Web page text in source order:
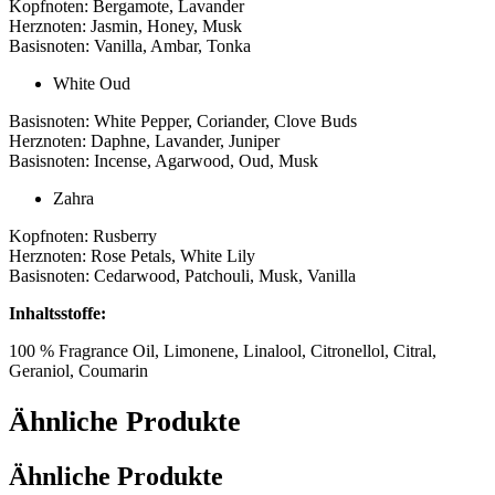
Kopfnoten: Bergamote, Lavander
Herznoten: Jasmin, Honey, Musk
Basisnoten: Vanilla, Ambar, Tonka
White Oud
Basisnoten: White Pepper, Coriander, Clove Buds
Herznoten: Daphne, Lavander, Juniper
Basisnoten: Incense, Agarwood, Oud, Musk
Zahra
Kopfnoten: Rusberry
Herznoten: Rose Petals, White Lily
Basisnoten: Cedarwood, Patchouli, Musk, Vanilla
Inhaltsstoffe:
100 % Fragrance Oil, Limonene, Linalool, Citronellol, Citral,
Geraniol, Coumarin
Ähnliche Produkte
Ähnliche Produkte